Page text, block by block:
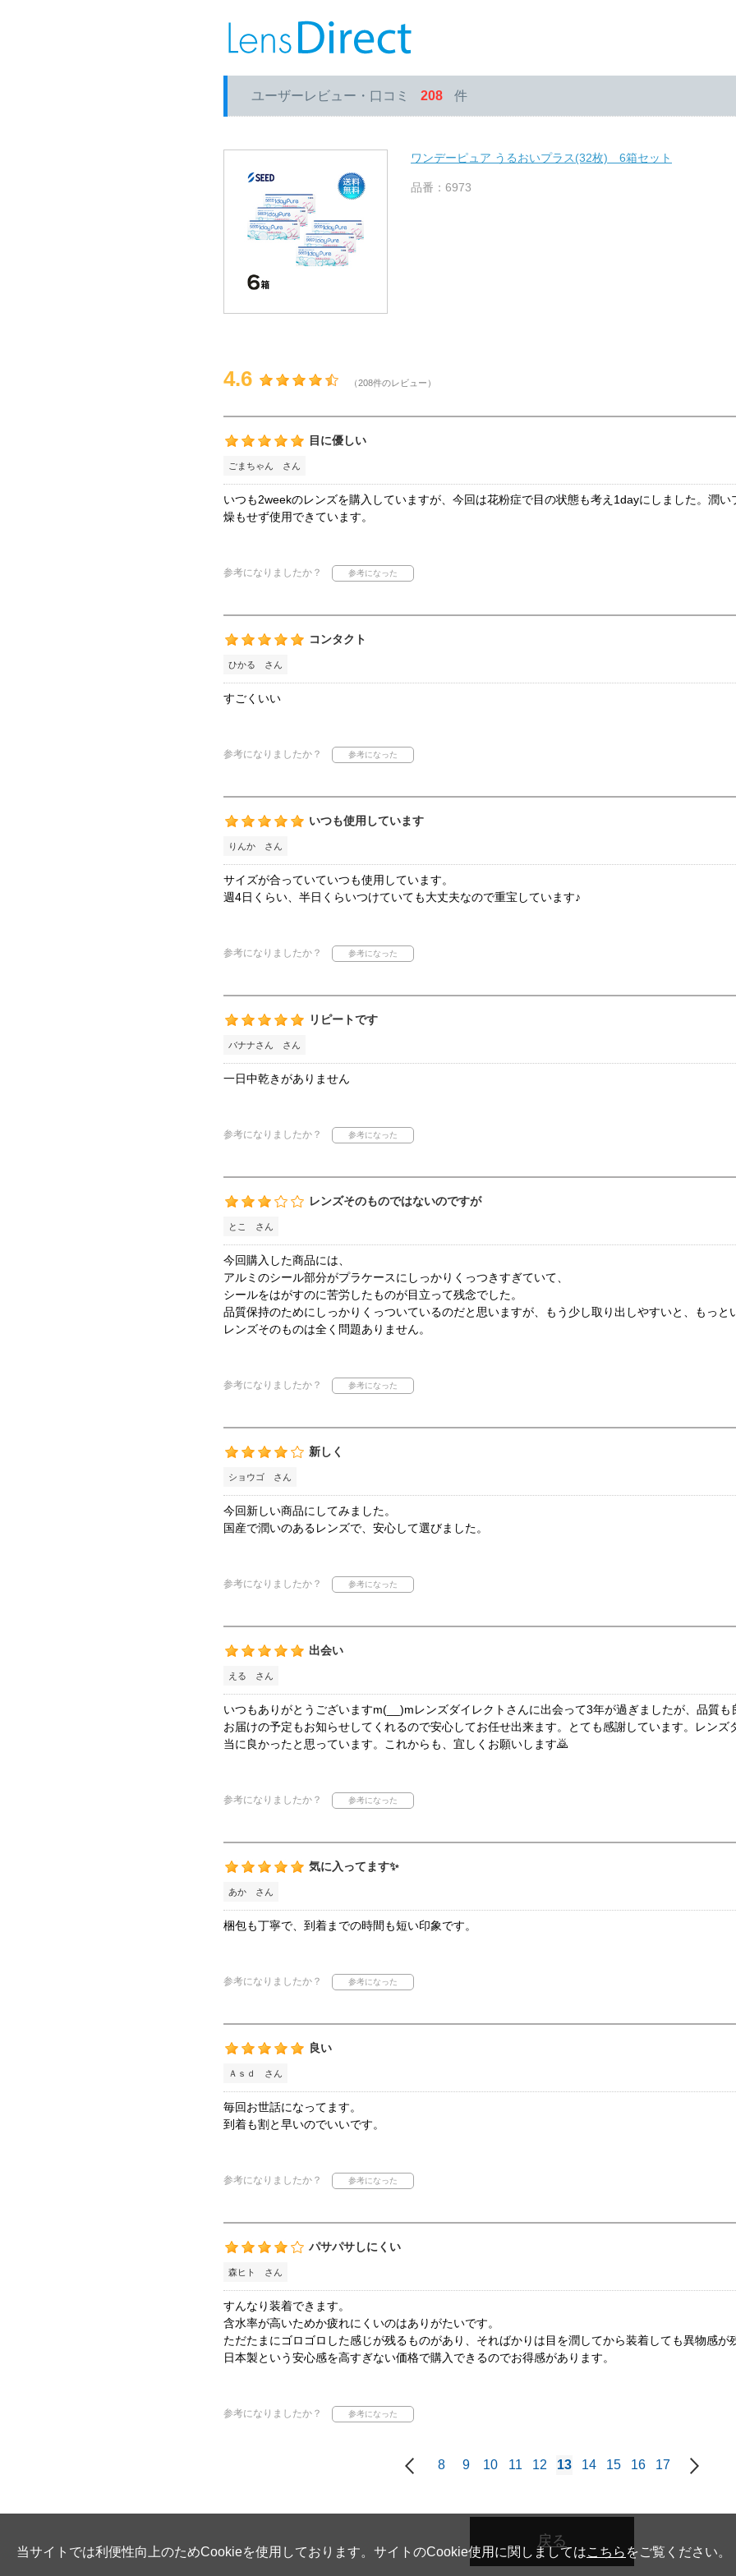
ユーザーレビュー・口コミ 208 件
ワンデーピュア うるおいプラス(32枚) 6箱セット
品番：6973
4.6 （208件のレビュー）
目に優しい
ごまちゃん さん
いつも2weekのレンズを購入していますが、今回は花粉症で目の状態も考え1dayにしました。潤
燥もせず使用できています。
参考になりましたか？
コンタクト
ひかる さん
すごくいい
参考になりましたか？
いつも使用しています
りんか さん
サイズが合っていていつも使用しています。
週4日くらい、半日くらいつけていても大丈夫なので重宝しています♪
参考になりましたか？
リピートです
バナナさん さん
一日中乾きがありません
参考になりましたか？
レンズそのものではないのですが
とこ さん
今回購入した商品には、
アルミのシール部分がプラケースにしっかりくっつきすぎていて、
シールをはがすのに苦労したものが目立って残念でした。
品質保持のためにしっかりくっついているのだと思いますが、もう少し取り出しやすいと、もっと
レンズそのものは全く問題ありません。
参考になりましたか？
新しく
ショウゴ さん
今回新しい商品にしてみました。
国産で潤いのあるレンズで、安心して選びました。
参考になりましたか？
出会い
える さん
いつもありがとうございますm(__)mレンズダイレクトさんに出会って3年が過ぎましたが、品質も
お届けの予定もお知らせしてくれるので安心してお任せ出来ます。とても感謝しています。レンズ
当に良かったと思っています。これからも、宜しくお願いします🙇
参考になりましたか？
気に入ってます✨
あか さん
梱包も丁寧で、到着までの時間も短い印象です。
参考になりましたか？
良い
Ａｓｄ さん
毎回お世話になってます。
到着も割と早いのでいいです。
参考になりましたか？
パサパサしにくい
森ヒト さん
すんなり装着できます。
含水率が高いためか疲れにくいのはありがたいです。
ただたまにゴロゴロした感じが残るものがあり、そればかりは目を潤してから装着しても異物感が
日本製という安心感を高すぎない価格で購入できるのでお得感があります。
参考になりましたか？
8 9 10 11 12 13 14 15 16 17
戻る
当サイトでは利便性向上のためCookieを使用しております。サイトのCookie使用に関しましてはこちら をご覧ください。